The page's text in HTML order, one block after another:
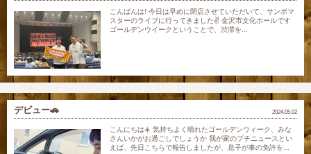
こんばんは! 今日は早めに閉店させていただいて、サンボマ
スターのライブに行ってきました✌️ 金沢市文化ホールです
ゴールデンウイークということで、渋滞を...
2024.05.02
デビュー🚗
こんにちは☀️ 気持ちよく晴れたゴールデンウィーク、みな
さんいかがお過ごしでしょうか 我が家のプチニュースとい
えば、先日こちらで報告しましたが、息子が車の免許を...